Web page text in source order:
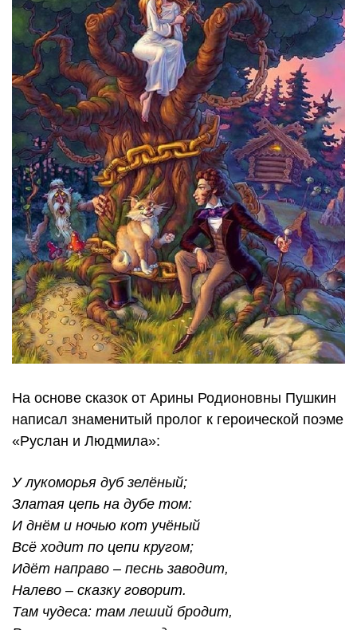
На основе сказок от Арины Родионовны Пушкин
написал знаменитый пролог к героической поэме
«Руслан и Людмила»:
У лукоморья дуб зелёный;
Златая цепь на дубе том:
И днём и ночью кот учёный
Всё ходит по цепи кругом;
Идёт направо – песнь заводит,
Налево – сказку говорит.
Там чудеса: там леший бродит,